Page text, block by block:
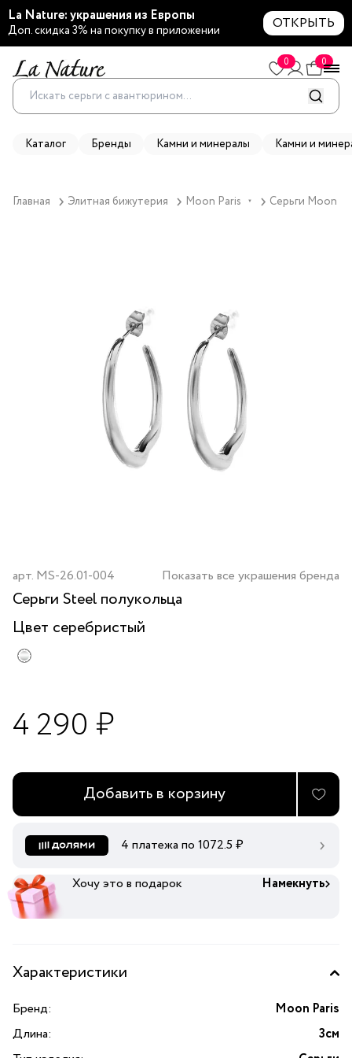
La Nature: украшения из Европы
Доп. скидка 3% на покупку в приложении ОТКРЫТЬ
0 0
Каталог Бренды Камни и минералы Камни и
Главная Элитная бижутерия Moon Paris ▼ Серьги Moon
арт. MS-26.01-004 Показать все украшения бренда
Серьги Steel полукольца
Цвет серебристый
4 290 ₽
Добавить в корзину
4 платежа по 1072.5 ₽
Хочу это в подарок Намекнуть
Характеристики
Бренд:
Moon Paris
Длина:
3см